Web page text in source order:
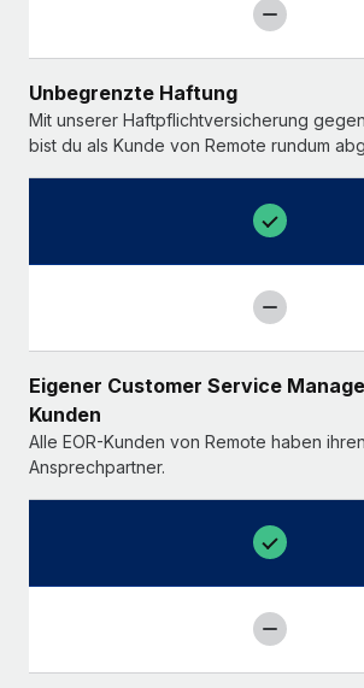
Unbegrenzte Haftung
Mit unserer Haftpflichtversicherung
bist du als Kunde von Remote rundum
Eigener Customer Service
Kunden
Alle EOR-Kunden von Remote haben
Ansprechpartner.